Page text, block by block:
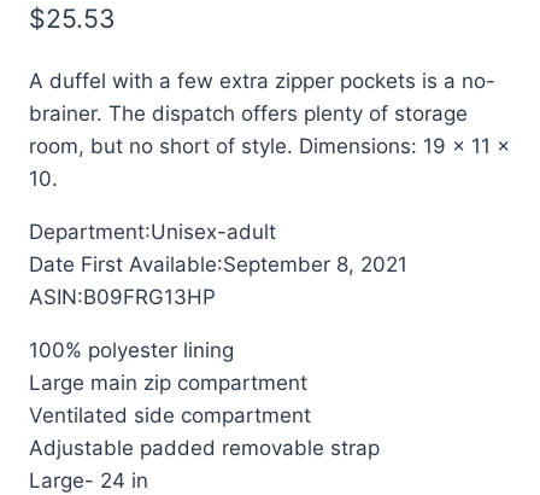
$25.53
A duffel with a few extra zipper pockets is a no-
brainer. The dispatch offers plenty of storage
room, but no short of style. Dimensions: 19 x 11 x
10.
Department‏:‎Unisex-adult
Date First Available‏:‎September 8, 2021
ASIN‏:‎B09FRG13HP
100% polyester lining
Large main zip compartment
Ventilated side compartment
Adjustable padded removable strap
Large- 24 in